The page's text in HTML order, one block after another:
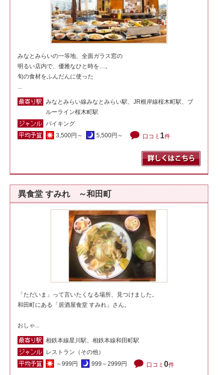
みなとみらいの一等地、全面ガラス窓の
明るい店内で、優雅なひと時を…。
旬の食材をふんだんに使った
...
みなとみらい線みなとみらい駅、JR根岸線桜木町駅、ブ
ルーライン桜木町駅
バイキング
3,500円～
5,500円～ 口コミ 1件
異食堂 すみれ ～和田町
「ただいま」って言いたくなる場所、見つけました。
和田町にある「居酒屋食堂 すみれ」さん。
おしゃ...
相鉄本線星川駅、相鉄本線和田町駅
レストラン（その他）
～999円
999～2999円 口コミ 0件